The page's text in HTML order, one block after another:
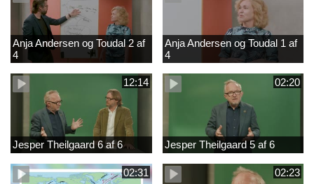
Anja Andersen og Toudal 2 af
4
Anja Andersen og Toudal 1 af
4
12:14
Jesper Theilgaard 6 af 6
02:20
Jesper Theilgaard 5 af 6
02:31 02:23